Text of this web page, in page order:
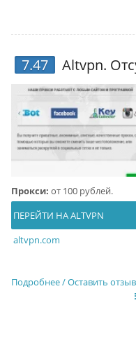
7.47 Altvpn.
Прокси: от 100 рублей.
ПЕРЕЙТИ НА ALTVPN
altvpn.com
Подробнее / Оставить